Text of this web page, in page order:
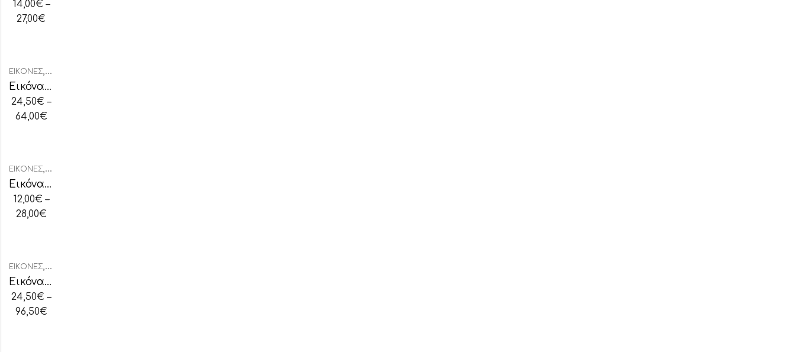
14,00€ –
27,00€
ΕΙΚΌΝΕΣ, ΕΙΚΌΝΕΣ ΑΣΗΜΈΝΙΕΣ ΟΒΆΛ
Εικόνα Ασημένια Άγιος Σπυρίδων
24,50€ –
64,00€
ΕΙΚΌΝΕΣ, ΕΙΚΌΝΕΣ ΑΡΓΥΡΟΧΡΥΣΟΤΥΠΊΑ
Εικόνα Άγιος Κωνσταντίνος-Αγία Ελένη
12,00€ –
28,00€
ΕΙΚΌΝΕΣ, ΕΙΚΌΝΕΣ ΑΣΗΜΈΝΙΕΣ ΟΒΆΛ
Εικόνα Ασημένια Αγία Οικογένεια
24,50€ –
96,50€